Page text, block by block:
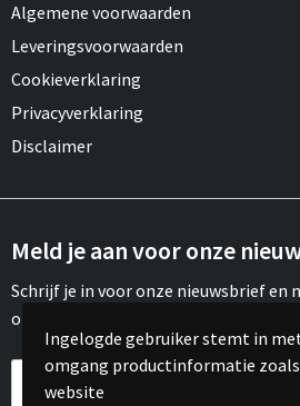
Algemene voorwaarden
Leveringsvoorwaarden
Cookieverklaring
Privacyverklaring
Disclaimer
Meld je aan voor onze
Schrijf je in voor onze nieuwsbrief en
onze leuke aanbiedingen of updates.
Ingelogde gebruiker stemt in
omgang productinformatie
website